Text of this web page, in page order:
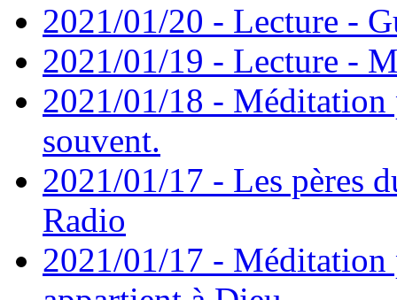
2021/01/20 - Lecture -
2021/01/19 - Lecture -
2021/01/18 - Méditation
souvent.
2021/01/17 - Les pères
Radio
2021/01/17 - Méditation